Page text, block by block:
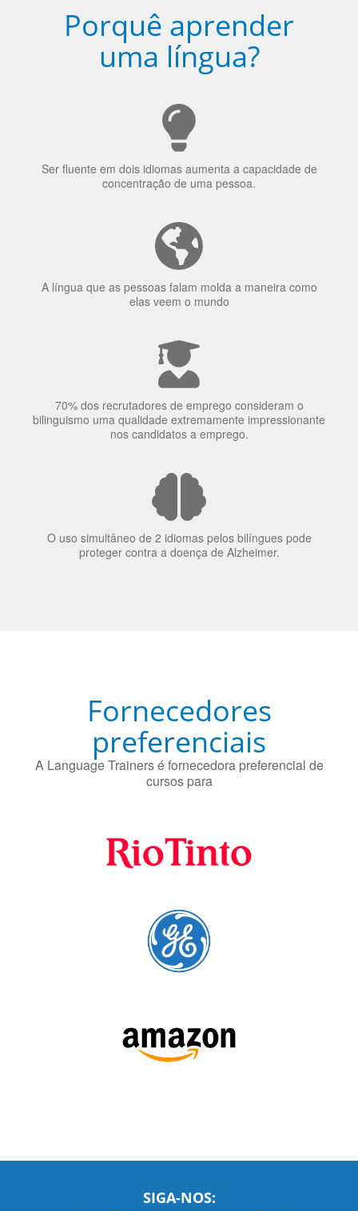
Porquê aprender
uma língua?
Ser fluente em dois idiomas aumenta a capacidade de
A língua que as pessoas falam molda a maneira como
70% dos recrutadores de emprego consideram o
bilinguismo uma qualidade extremamente impressionante
O uso simultâneo de 2 idiomas pelos bilíngues pode
Fornecedores
preferenciais
A Language Trainers é fornecedora preferencial de